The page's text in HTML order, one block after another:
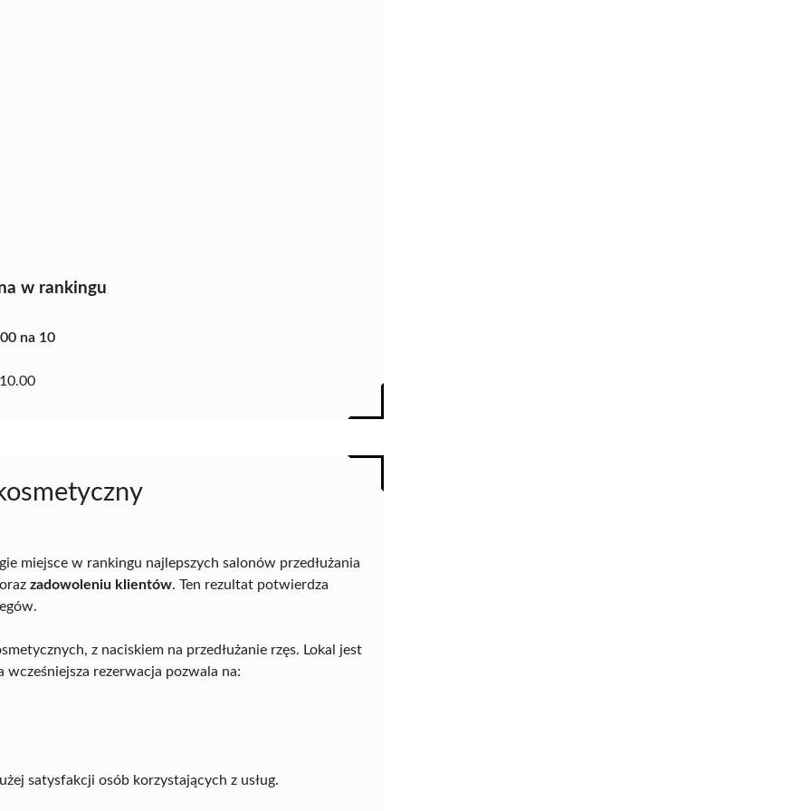
w rankingu
na 10
10.00
miejsce w rankingu najlepszych salonów przedłużania
zadowoleniu klientów. Ten rezultat potwierdza
z naciskiem na przedłużanie rzęs. Lokal jest
rezerwacja pozwala na:
satysfakcji osób korzystających z usług.